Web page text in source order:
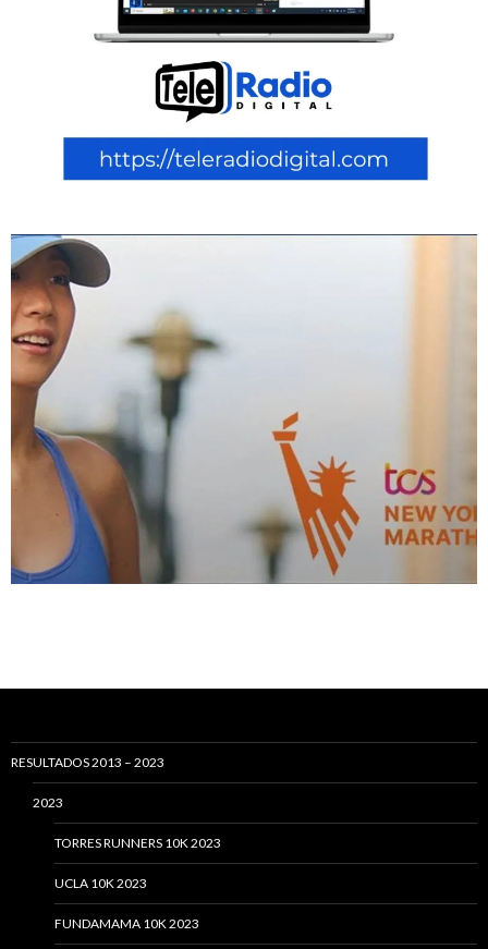
RESULTADOS 2013 – 2023
2023
TORRES RUNNERS 10K 2023
UCLA 10K 2023
FUNDAMAMA 10K 2023